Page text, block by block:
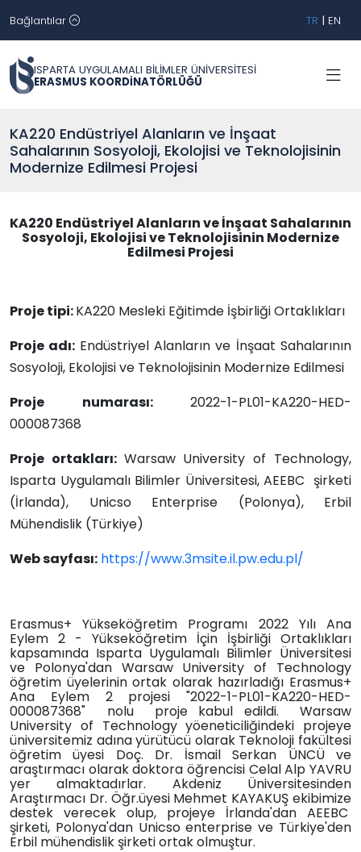
Bağlantılar TR | EN
ISPARTA UYGULAMALI BİLİMLER ÜNİVERSİTESİ
ERASMUS KOORDİNATÖRLÜĞÜ
KA220 Endüstriyel Alanların ve İnşaat
Sahalarının Sosyoloji, Ekolojisi ve Teknolojisinin
Modernize Edilmesi Projesi
KA220 Endüstriyel Alanların ve İnşaat Sahalarının
Sosyoloji, Ekolojisi ve Teknolojisinin Modernize
Edilmesi Projesi
Proje tipi:KA220 Mesleki Eğitimde İşbirliği Ortaklıkları
Proje adı: Endüstriyel Alanların ve İnşaat Sahalarının
Sosyoloji, Ekolojisi ve Teknolojisinin Modernize Edilmesi
Proje numarası: 2022-1-PL01-KA220-HED-
000087368
Proje ortakları: Warsaw University of Technology,
Isparta Uygulamalı Bilimler Üniversitesi, AEEBC şirketi
(İrlanda), Unicso Enterprise (Polonya), Erbil
Mühendislik (Türkiye)
Web sayfası: https://www.3msite.il.pw.edu.pl/
Erasmus+ Yükseköğretim Programı 2022 Yılı Ana
Eylem 2 - Yükseköğretim İçin İşbirliği Ortaklıkları
kapsamında Isparta Uygulamalı Bilimler Üniversitesi
ve Polonya'dan Warsaw University of Technology
öğretim üyelerinin ortak olarak hazırladığı Erasmus+
Ana Eylem 2 projesi "2022-1-PL01-KA220-HED-
000087368" nolu proje kabul edildi. Warsaw
University of Technology yöeneticiliğindeki projeye
üniversitemiz adına yürütücü olarak Teknoloji fakültesi
öğretim üyesi Doç. Dr. İsmail Serkan ÜNCÜ ve
araştırmacı olarak doktora öğrencisi Celal Alp YAVRU
yer almaktadırlar. Akdeniz Üniversitesinden
Araştırmacı Dr. Öğr.üyesi Mehmet KAYAKUŞ ekibimize
destek verecek olup, projeye İrlanda'dan AEEBC
şirketi, Polonya'dan Unicso enterprise ve Türkiye'den
Erbil mühendislik şirketi ortak olmuştur.